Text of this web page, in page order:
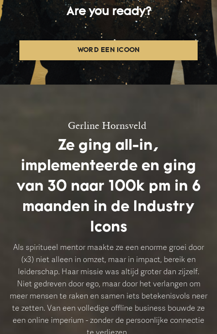
Are you ready?
WORD EEN ICOON
Gerline Hornsveld
Ze ging all-in,
implementeerde en ging
van 30 naar 100k pm in 6
maanden in de Industry
Icons
Als spiritueel mentor maakte ze een enorme groei door
(x3) niet alleen in omzet, maar in impact, bereik en
leiderschap. Haar missie was altijd groter dan zijzelf.
Niet gedreven door ego, maar door het verlangen om
meer mensen te raken en samen iets betekenisvols neer
te zetten. Van een volledige offline business bouwde ze
een online imperium - zonder de persoonlijke connectie